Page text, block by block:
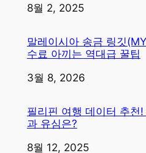
일자
8월 2, 2025
말레이시아 송금 링깃
수료 아끼는 역대급 꿀팁
일자
3월 8, 2026
필리핀 여행 데이터 추천
과 유심은?
일자
8월 12, 2025